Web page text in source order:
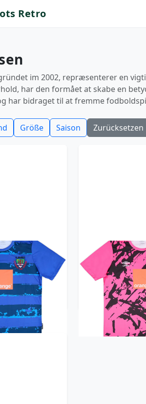
Retro
im 2002, repræsenterer en
har den formået at skabe en
har bidraget til at fremme
Größe Saison Zurücksetzen
Home
ca. €40
kaufen
2022-23 FC
33.99£ ·
Trikot